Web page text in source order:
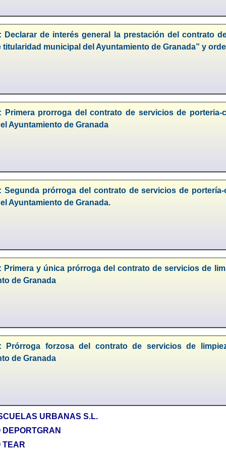
Declarar de interés general la prestación del contrato
municipal del Ayuntamiento de Granada” y
Primera prorroga del contrato de servicios de
Ayuntamiento de Granada
Segunda prórroga del contrato de servicios de
Ayuntamiento de Granada.
Primera y única prórroga del contrato de servicios de
de Granada
Prórroga forzosa del contrato de servicios de
de Granada
URBANAS S.L.
TEAR